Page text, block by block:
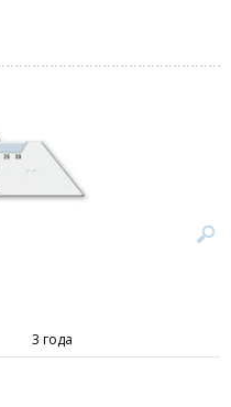
3 года